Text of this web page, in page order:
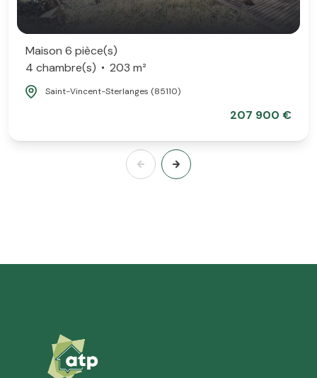
Maison 6 pièce(s)
4 chambre(s)
203 m²
Saint-Vincent-Sterlanges (85110)
207 900 €